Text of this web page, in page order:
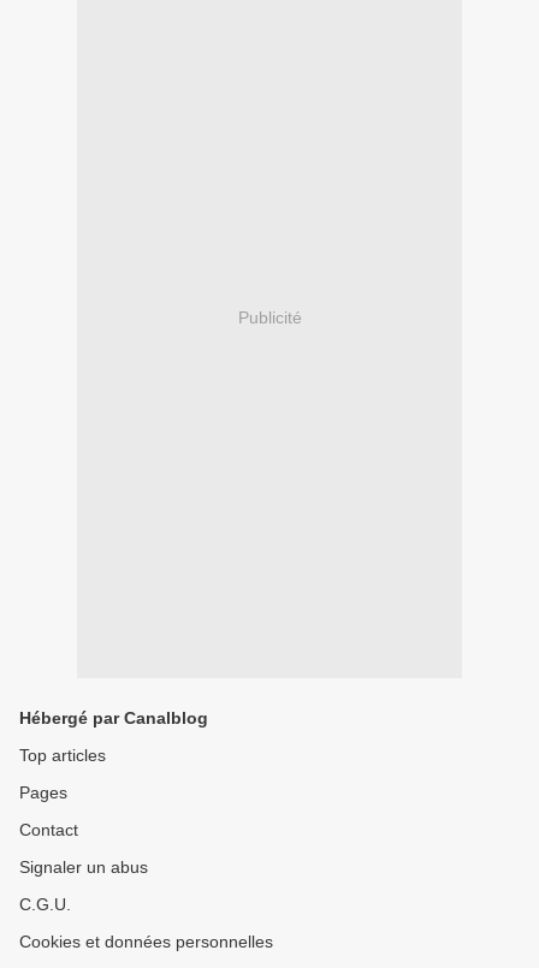
Publicité
Hébergé par Canalblog
Top articles
Pages
Contact
Signaler un abus
C.G.U.
Cookies et données personnelles